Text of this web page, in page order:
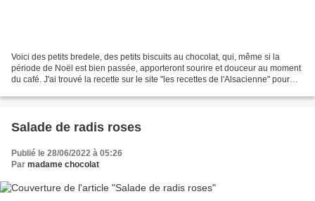
Voici des petits bredele, des petits biscuits au chocolat, qui, même si la
période de Noël est bien passée, apporteront sourire et douceur au moment
du café. J'ai trouvé la recette sur le site "les recettes de l'Alsacienne" pour
Salade de radis roses
Publié le 28/06/2022 à 05:26
Par madame chocolat